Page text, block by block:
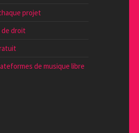
projet
de droit
de musique libre